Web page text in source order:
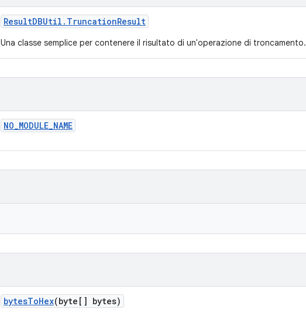
ResultDBUtil . TruncationResult
Una classe semplice per contenere il risultato di un'operazione di troncamento.
NO_MODULE_NAME
bytesToHex(byte[] bytes)